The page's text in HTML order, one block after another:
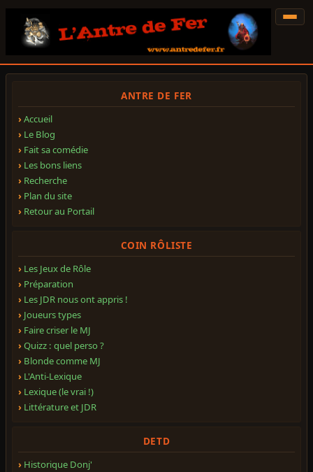
ANTRE DE FER
Accueil
Le Blog
Fait sa comédie
Les bons liens
Recherche
Plan du site
Retour au Portail
COIN RÔLISTE
Les Jeux de Rôle
Préparation
Les JDR nous ont appris !
Joueurs types
Faire criser le MJ
Quizz : quel perso ?
Blonde comme MJ
L'Anti-Lexique
Lexique (le vrai !)
Littérature et JDR
DETD
Historique Donj'